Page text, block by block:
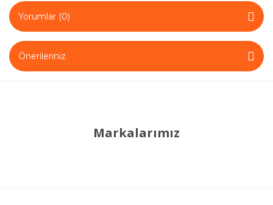
Yorumlar (0)
Önerileriniz
Markalarımız